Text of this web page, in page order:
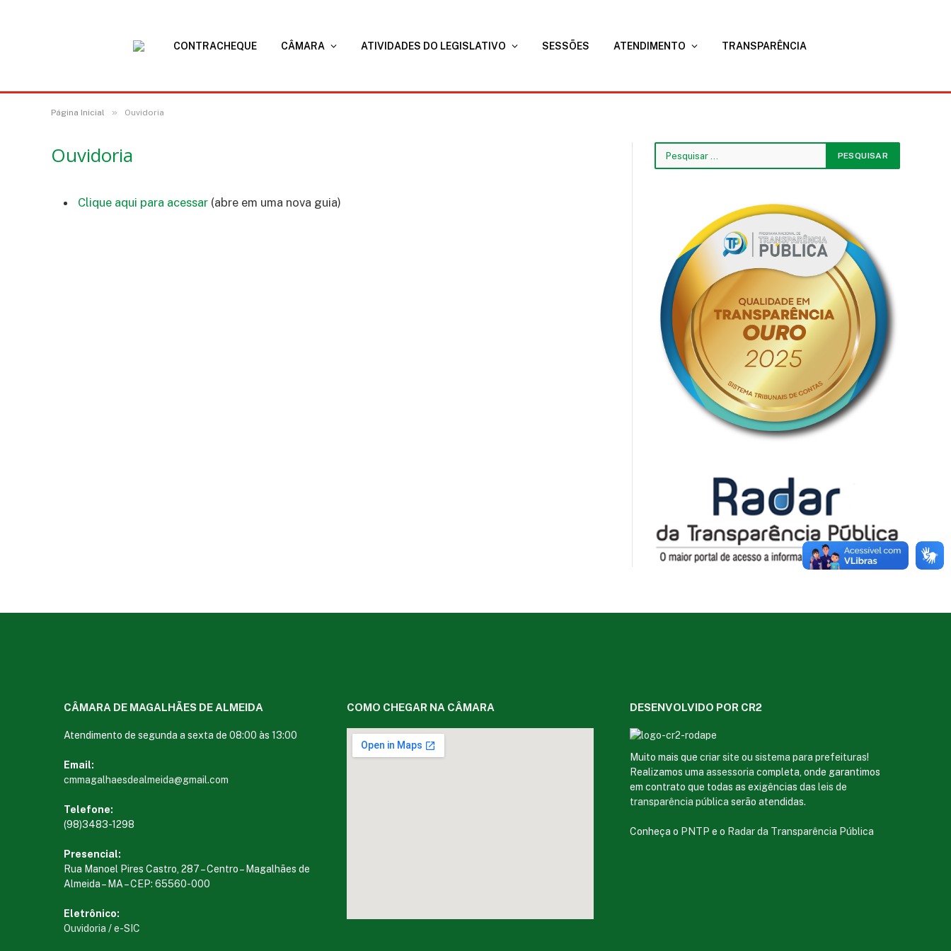
CONTRACHEQUE CÂMARA ATIVIDADES DO LEGISLATIVO SESSÕES ATENDIMENTO TRANSPARÊNCIA
Página Inicial » Ouvidoria
Ouvidoria
Clique aqui para acessar (abre em uma nova guia)
CÂMARA DE MAGALHÃES DE ALMEIDA
Atendimento de segunda a sexta de 08:00 às 13:00
Email:
cmmagalhaesdealmeida@gmail.com
Telefone:
(98)3483-1298
Presencial:
Rua Manoel Pires Castro, 287 – Centro – Magalhães de
Almeida – MA – CEP: 65560-000
Eletrônico:
Ouvidoria /e-SIC
COMO CHEGAR NA CÂMARA DESENVOLVIDO POR CR2
Muito mais que criar site ou sistema para prefeituras!
Realizamos uma assessoria completa, onde garantimos
em contrato que todas as exigências das leis de
transparência pública serão atendidas.
Conheça o PNTP e o Radar da Transparência Pública